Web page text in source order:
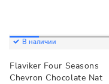
В наличии
Flaviker Four Seasons
Chevron Chocolate Nat